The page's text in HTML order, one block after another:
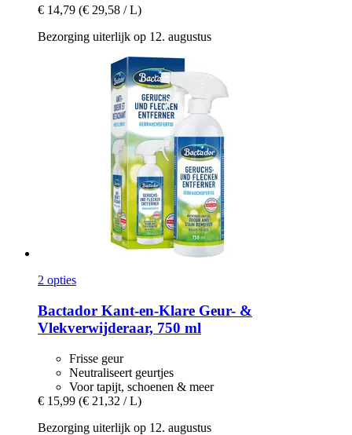
€ 14,79 (€ 29,58 / L)
Bezorging uiterlijk op 12. augustus
2 opties
Bactador Kant-​en-​Klare Geur-​ &
Vlekverwijderaar, 750 ml
Frisse geur
Neutraliseert geurtjes
Voor tapijt, schoenen & meer
€ 15,99 (€ 21,32 / L)
Bezorging uiterlijk op 12. augustus